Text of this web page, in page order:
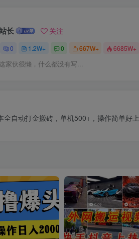
长 关注
0 1.2W+ 0 667W+ 6685W+
这家伙很懒，什么都没有写...
全自动打金搬砖，单机500+，操作简单好上